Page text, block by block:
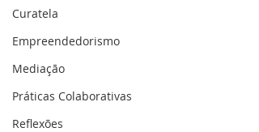
Curatela
Empreendedorismo
Mediaçāo
Práticas Colaborativas
Reflexões